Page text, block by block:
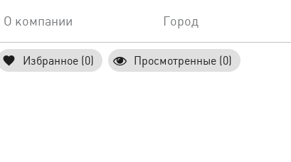
О компании Город
Избранное (0) Просмотренные (0)